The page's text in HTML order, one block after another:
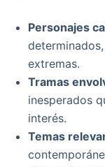
Personajes
extremas.
Tramas
inesperados
interés.
Temas